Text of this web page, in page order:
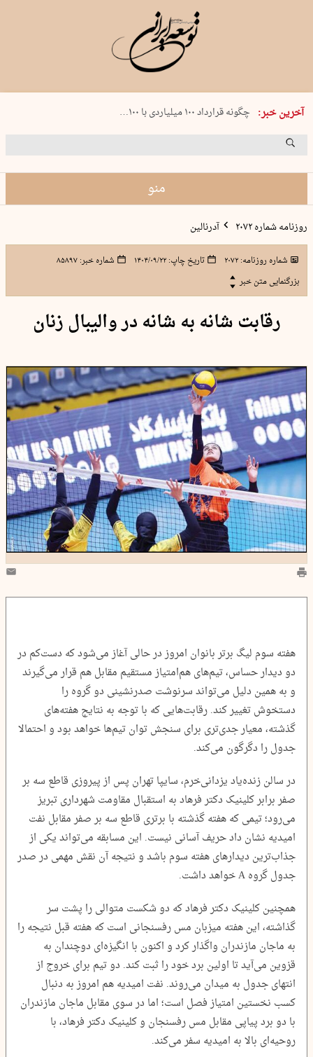
آخرین خبر:
شنبه 17 مرداد 1405 شماره 2244
چگونه قرارداد ۱۰۰ میلیاردی با ۱۰۰…
پنجره‌ای که باز نشد
منو
روزنامه شماره ۲۰۷۲ آدرنالین
شماره روزنامه:۲۰۷۲ تاریخ چاپ:۱۴۰۴/۰۹/۲۲ شماره خبر:۸۵۸۹۷
بزرگنمایی متن خبر
رقابت شانه به شانه در والیبال زنان
هفته سوم لیگ برتر بانوان امروز در حالی آغاز می‌شود که دست‌کم در
دو دیدار حساس، تیم‌های هم‌امتیاز مستقیم مقابل هم قرار می‌گیرند
و به همین دلیل می‌تواند سرنوشت صدرنشینی دو گروه را
دستخوش تغییر کند. رقابت‌هایی که با توجه به نتایج هفته‌های
گذشته، معیار جدی‌تری برای سنجش توان تیم‌ها خواهد بود و احتمالا
جدول را دگرگون می‌کند.
در سالن زنده‌یاد یزدانی‌خرم، سایپا تهران پس از پیروزی قاطع سه بر
صفر برابر کلینیک دکتر فرهاد به استقبال مقاومت شهرداری تبریز
می‌رود؛ تیمی که هفته گذشته با برتری قاطع سه بر صفر مقابل نفت
امیدیه نشان داد حریف آسانی نیست. این مسابقه می‌تواند یکی از
جذاب‌ترین دیدارهای هفته سوم باشد و نتیجه آن نقش مهمی در صدر
جدول گروه A خواهد داشت.
همچنین کلینیک دکتر فرهاد که دو شکست متوالی را پشت سر
گذاشته، این هفته میزبان مس رفسنجانی است که هفته قبل نتیجه را
به ماجان مازندران واگذار کرد و اکنون با انگیزه‌ای دوچندان به
قزوین می‌آید تا اولین برد خود را ثبت کند. دو تیم برای خروج از
انتهای جدول به میدان می‌روند. نفت امیدیه هم امروز به دنبال
کسب نخستین امتیاز فصل است؛ اما در سوی مقابل ماجان مازندران
با دو برد پیاپی مقابل مس رفسنجان و کلینیک دکتر فرهاد، با
روحیه‌ای بالا به امیدیه سفر می‌کند.